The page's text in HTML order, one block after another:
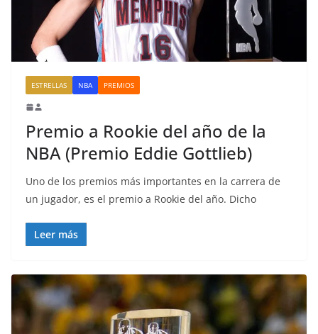
ESTRELLAS NBA PREMIOS
Premio a Rookie del año de la
NBA (Premio Eddie Gottlieb)
Uno de los premios más importantes en la carrera de
un jugador, es el premio a Rookie del año. Dicho
Leer más